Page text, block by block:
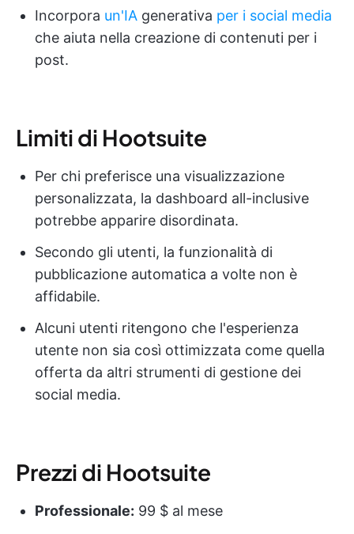
Incorpora un'IA generativa per i social media
che aiuta nella creazione di contenuti per i
post.
Limiti di Hootsuite
Per chi preferisce una visualizzazione
personalizzata, la dashboard all-inclusive
potrebbe apparire disordinata.
Secondo gli utenti, la funzionalità di
pubblicazione automatica a volte non è
affidabile.
Alcuni utenti ritengono che l'esperienza
utente non sia così ottimizzata come quella
offerta da altri strumenti di gestione dei
social media.
Prezzi di Hootsuite
Professionale: 99 $ al mese